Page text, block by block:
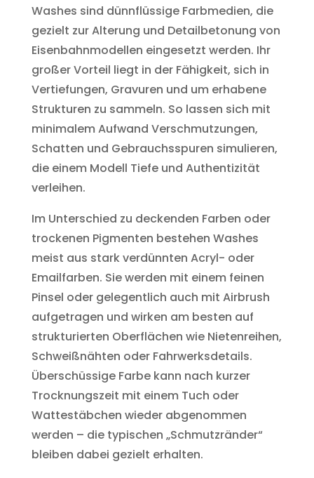
Washes sind dünnflüssige Farbmedien, die
gezielt zur Alterung und Detailbetonung von
Eisenbahnmodellen eingesetzt werden. Ihr
großer Vorteil liegt in der Fähigkeit, sich in
Vertiefungen, Gravuren und um erhabene
Strukturen zu sammeln. So lassen sich mit
minimalem Aufwand Verschmutzungen,
Schatten und Gebrauchsspuren simulieren,
die einem Modell Tiefe und Authentizität
verleihen.
Im Unterschied zu deckenden Farben oder
trockenen Pigmenten bestehen Washes
meist aus stark verdünnten Acryl- oder
Emailfarben. Sie werden mit einem feinen
Pinsel oder gelegentlich auch mit Airbrush
aufgetragen und wirken am besten auf
strukturierten Oberflächen wie Nietenreihen,
Schweißnähten oder Fahrwerksdetails.
Überschüssige Farbe kann nach kurzer
Trocknungszeit mit einem Tuch oder
Wattestäbchen wieder abgenommen
werden – die typischen „Schmutzränder“
bleiben dabei gezielt erhalten.